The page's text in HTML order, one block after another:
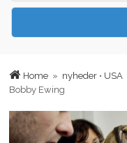
Home » nyheder • USA
Bobby Ewing